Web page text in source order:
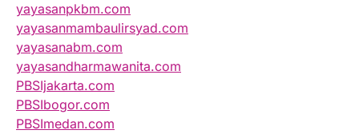
yayasanpkbm.com
yayasanmambaulirsyad.com
yayasanabm.com
yayasandharmawanita.com
PBSIjakarta.com
PBSIbogor.com
PBSImedan.com